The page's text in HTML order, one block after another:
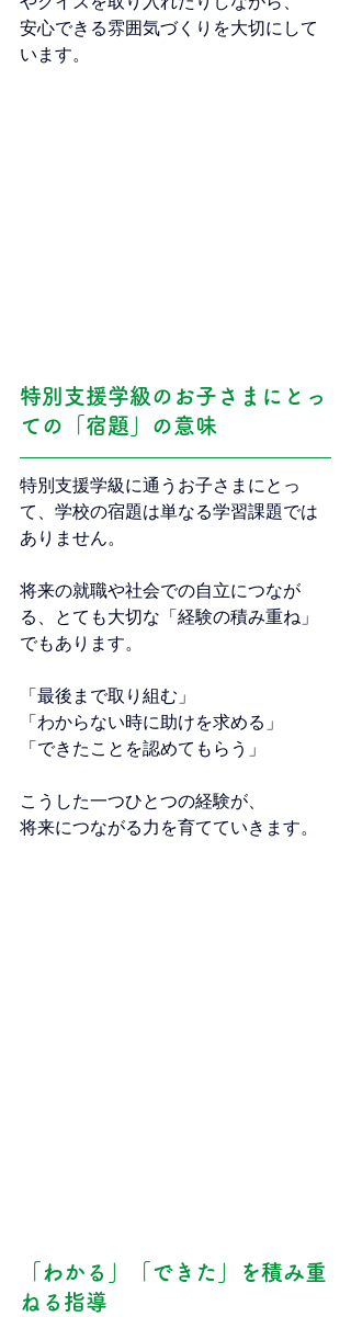
安心できる雰囲気づくりを大切にして
います。
特別支援学級のお子さまにとっ
ての「宿題」の意味
特別支援学級に通うお子さまにとっ
て、学校の宿題は単なる学習課題では
ありません。
将来の就職や社会での自立につなが
る、とても大切な「経験の積み重ね」
でもあります。
「最後まで取り組む」
「わからない時に助けを求める」
「できたことを認めてもらう」
こうした一つひとつの経験が、
将来につながる力を育てていきます。
「わかる」「できた」を積み重
ねる指導